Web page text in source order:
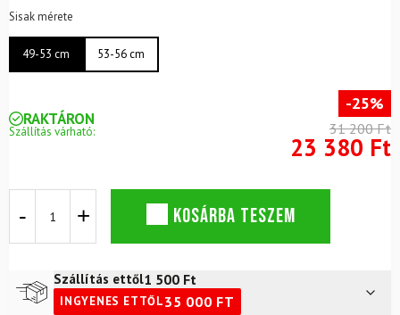
Sisak mérete
49-53 cm 53-56 cm
RAKTÁRON
Szállítás várható:
-25%
31 200 Ft
23 380 Ft
ELAN
mennyiség
KOSÁRBA TESZEM
Szállítás ettől1 500 Ft
INGYENES ETTŐL35 000 FT